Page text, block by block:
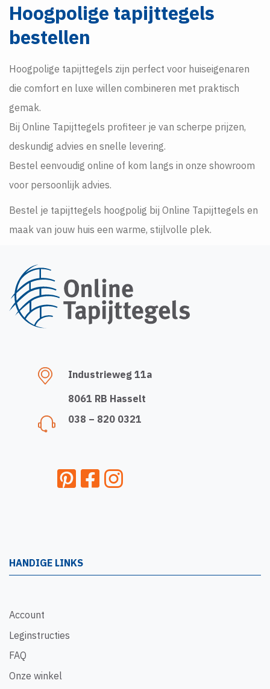
Hoogpolige tapijttegels
bestellen
Hoogpolige tapijttegels zijn perfect voor huiseigenaren
die comfort en luxe willen combineren met praktisch
gemak.
Bij Online Tapijttegels profiteer je van scherpe prijzen,
deskundig advies en snelle levering.
Bestel eenvoudig online of kom langs in onze showroom
voor persoonlijk advies.
Bestel je tapijttegels hoogpolig bij Online Tapijttegels en
maak van jouw huis een warme, stijlvolle plek.
Industrieweg 11a
8061 RB Hasselt
038 – 820 0321
HANDIGE LINKS
Account
Leginstructies
FAQ
Onze winkel